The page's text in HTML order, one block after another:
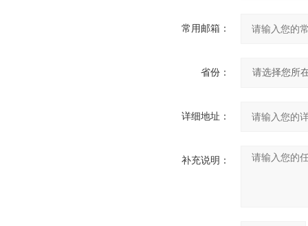
常用邮箱：
省份：
详细地址：
补充说明：